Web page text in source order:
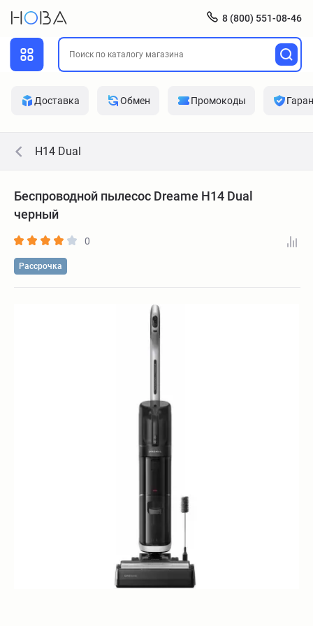
8 (800) 551-08-46
Доставка Обмен Промокоды
H14 Dual
Беспроводной пылесос Dreame H14 Dual
черный
0
Рассрочка